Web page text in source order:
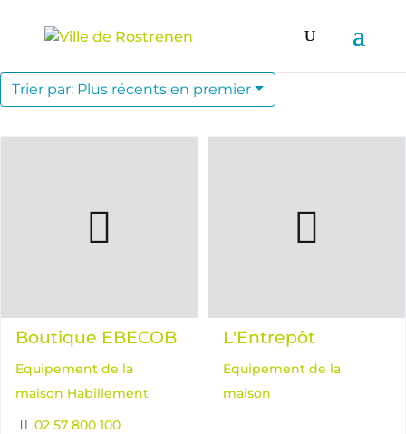
Trier par: Plus récents en premier
Boutique EBECOB
Equipement de la
maison Habillement
02 57 800 100
L'Entrepôt
Equipement de la
maison